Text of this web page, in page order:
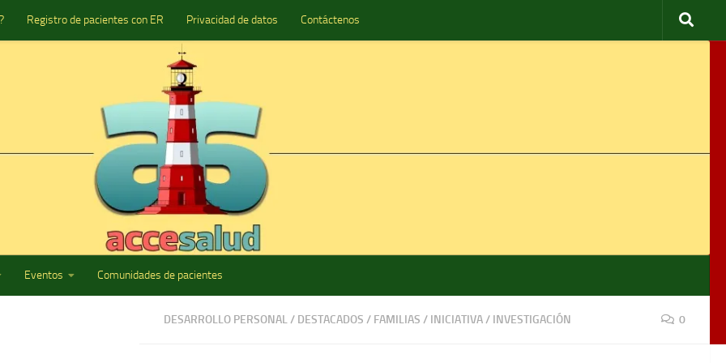
Registro de pacientes con ER Privacidad de datos Contáctenos
Eventos Comunidades de pacientes
DESARROLLO PERSONAL/ DESTACADOS / FAMILIAS / INICIATIVA/ INVESTIGACIÓN 0